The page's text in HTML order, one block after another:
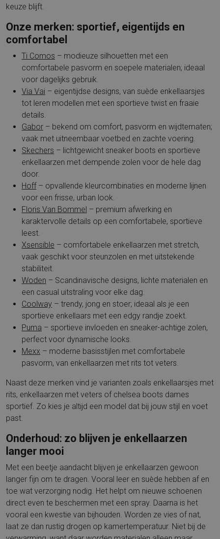
keuze blijft.
Onze merken: sportief, eigentijds en
comfortabel
Ti Comos – modieuze silhouetten met een
comfortabele pasvorm en soepele materialen; ideaal
voor dagelijks gebruik.
Via Vai – eigentijdse designs, van suède enkellaarsjes
tot leren modellen met een sportieve twist en fraaie
details.
Gabor – bekend om comfort, pasvorm en wijdtematen;
vaak met uitneembaar voetbed en zachte voering.
Skechers – lichtgewicht sneaker boots en sportieve
enkellaarzen met dempende zolen voor de hele dag
door.
Hoff– opvallende kleurcombinaties en moderne lijnen
voor een frisse, urban look.
Floris Van Bommel – premium afwerking en
karaktervolle details op een comfortabele, sportieve
leest.
Xsensible – comfortabele enkellaarzen met stretch,
vaak geschikt voor steunzolen en met uitstekende
stabiliteit.
Woden – Scandinavische designs, lichte materialen en
een casual uitstraling voor elke dag.
Coolway – trendy, jong en stoer; ideaal als je een
sportieve enkellaars met een edgy randje zoekt.
Puma – sportieve invloeden en sneaker-achtige zolen,
perfect voor dynamische looks.
Mexx – moderne basisstijlen met comfortabele
pasvorm, van enkellaarzen met rits tot veters.
Naast deze merken vind je varianten zoals enkellaarsjes met
rits, enkellaarzen met veters of chelsea boots dames
sportief. Zo kies je altijd een model dat bij jouw stijl en voet
past.
Onderhoud: zo blijven je enkellaarzen
langer mooi
Met een beetje aandacht blijven je enkellaarzen gewoon
langer fijn om te dragen. Vooral leer en suède hebben af en
toe wat verzorging nodig. Het helpt om nieuwe schoenen
direct even te beschermen met een spray. Daarna is het
vooral een kwestie van bijhouden. Worden ze vies of nat,
laat ze dan rustig drogen op kamertemperatuur. Niet bij de